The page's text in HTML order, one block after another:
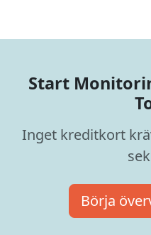
Start
Inget kreditkort
Börja